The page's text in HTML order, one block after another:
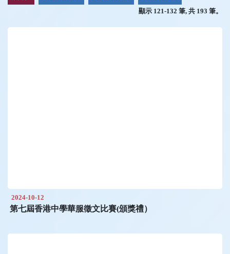
顯示 121-132 筆, 共 193 筆。
2024-10-12
第七屆香港中學華服徵文比賽(頒獎禮）